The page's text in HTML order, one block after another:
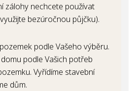
zálohy nechcete používat
bezúročnou půjčku).
podle Vašeho výběru.
podle Vašich potřeb
Vyřídíme stavební
dům.